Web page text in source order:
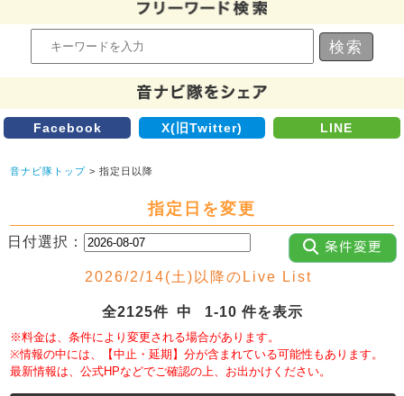
Facebook X(旧Twitter) LINE
音ナビ隊トップ > 指定日以降
指定日を変更
日付選択：
2026/2/14(土)以降のLive List
全2125件 中 1-10 件を表示
※料金は、条件により変更される場合があります。
※情報の中には、【中止・延期】分が含まれている可能性もあります。
最新情報は、公式HPなどでご確認の上、お出かけください。